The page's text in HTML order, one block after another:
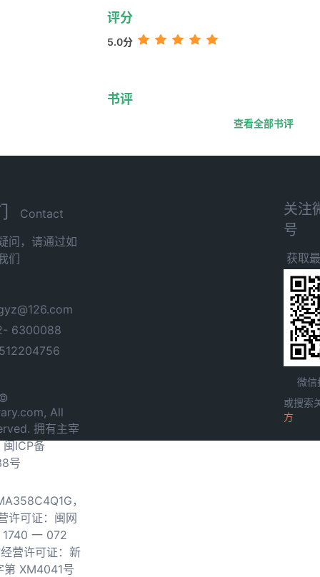
评分
5.0分
书评
查看全部书评
Contact
问，请通过如
们
6300088
All
拥有主宰
闽ICP备
号
，
许可证：闽网
一 072
营许可证：新
第 XM4041号
关注
号
获取
微信
或搜索
方